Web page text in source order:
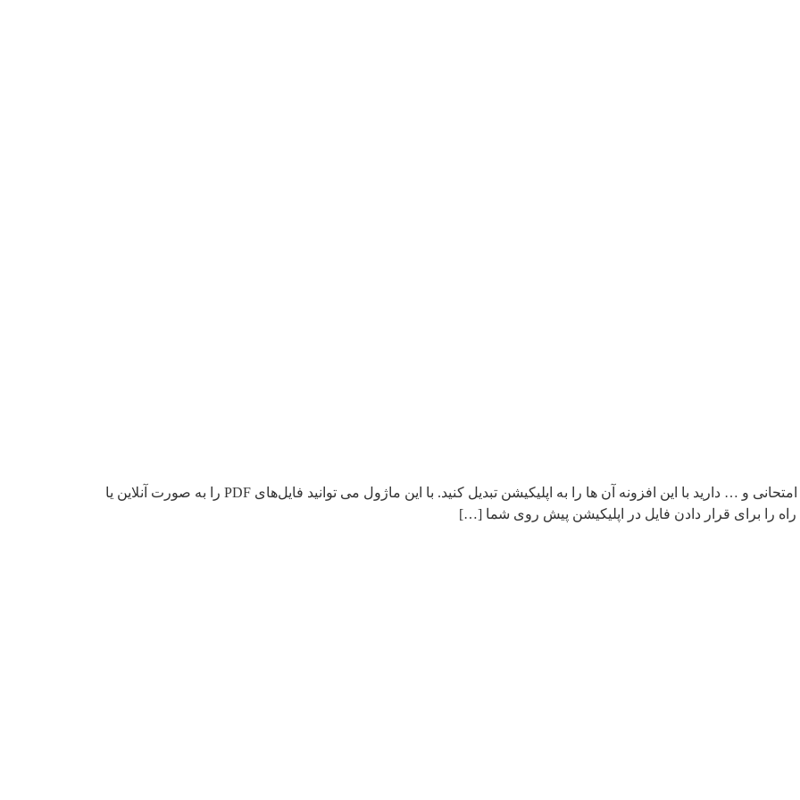
اگر فایل های PDF آموزشی، کتاب، شعر، نت، سوالات امتحانی و … دارید با این افزونه آن ها را به اپلیکیشن تبدیل کنید. با این ماژول می توانید فایل‌های PDF را به صورت آنلاین یا
راه را برای قرار دادن فایل در اپلیکیشن پیش روی شما […]